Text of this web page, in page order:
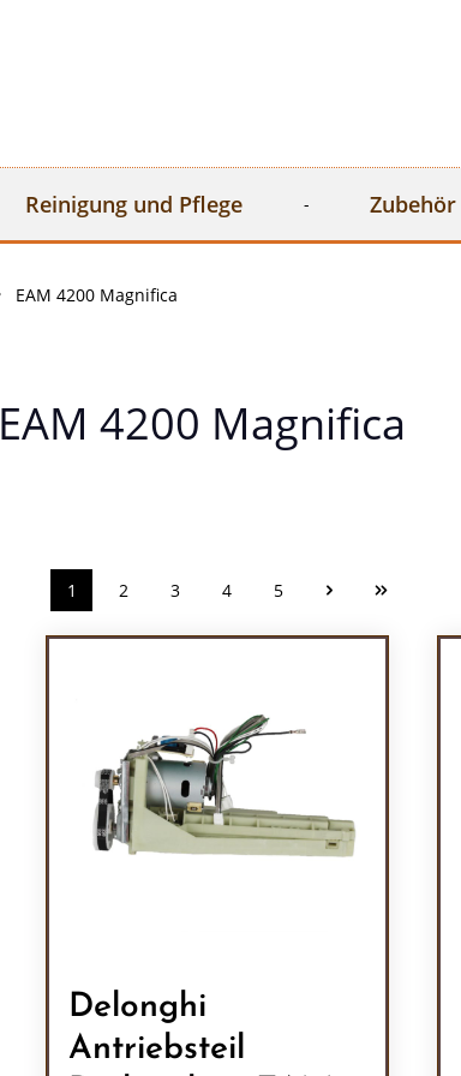
Reinigung und Pflege Zubehör
EAM 4200 Magnifica
EAM 4200 Magnifica
Seite
1 Seite
2 Seite
3 Seite
4 Seite
5
Delonghi
Antriebsteil